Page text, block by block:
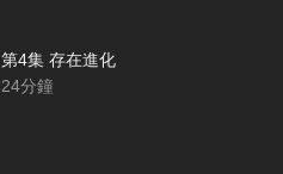
第4集 存在進化
24分鐘